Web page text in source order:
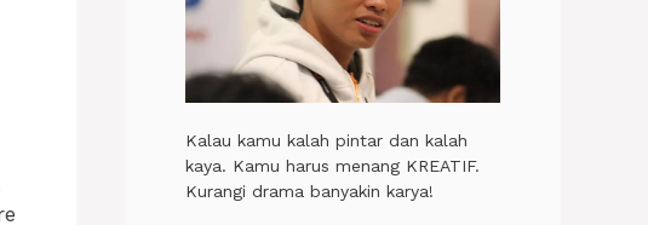
Kalau kamu kalah pintar dan kalah
kaya. Kamu harus menang KREATIF.
Kurangi drama banyakin karya!